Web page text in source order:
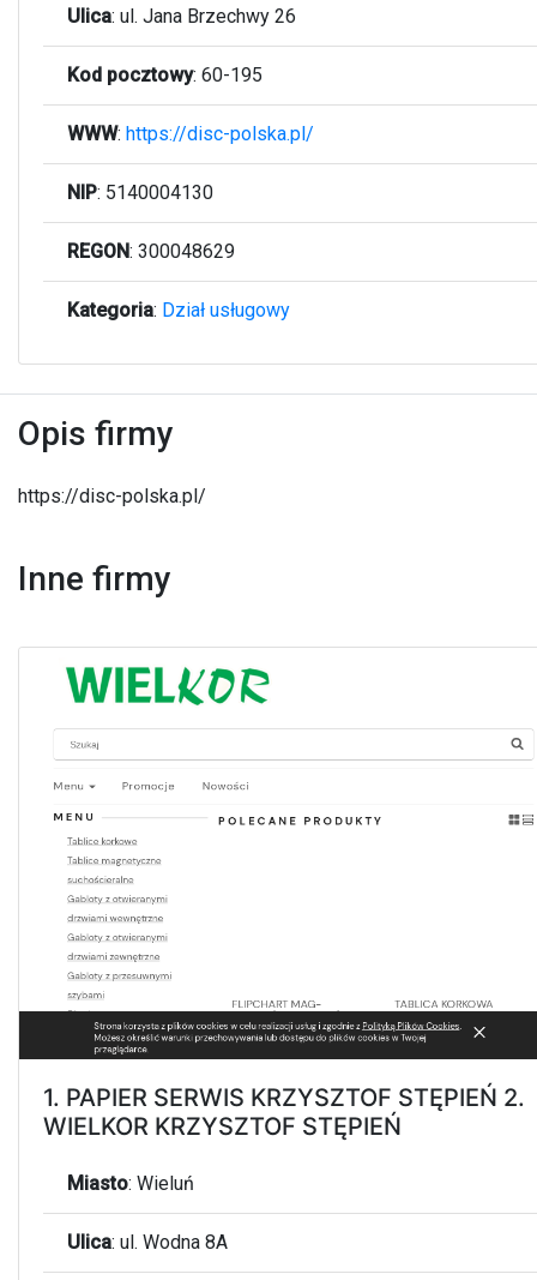
Ulica: ul. Jana Brzechwy 26
Kod pocztowy: 60-195
WWW: https://disc-polska.pl/
NIP: 5140004130
REGON: 300048629
Kategoria: Dział usługowy
Opis firmy
https://disc-polska.pl/
Inne firmy
1. PAPIER SERWIS KRZYSZTOF STĘPIEŃ 2.
WIELKOR KRZYSZTOF STĘPIEŃ
Miasto: Wieluń
Ulica: ul. Wodna 8A